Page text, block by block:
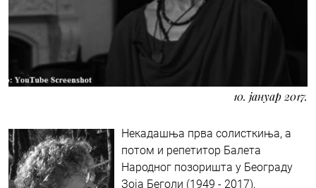
10. јануар 2017.
Некадашња прва солисткиња, а
потом и репетитор Балета
Народног позоришта у Београду
Зоја Беголи (1949 - 2017),